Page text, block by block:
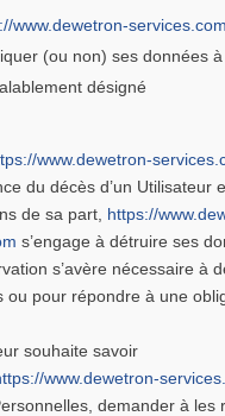
www.dewetron-services.com
(ou non) ses données à
désigné
www.dewetron-
du décès d’un Utilisateur
de sa part, https://
s’engage à détruire ses
s’avère nécessaire à
ou pour répondre à une
souhaite savoir
www.dewetron-
demander à les